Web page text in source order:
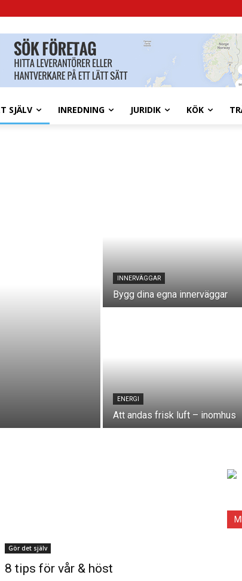
SJÄLV INREDNING JURIDIK KÖK
INNERVÄGGAR
Bygg dina egna innerväggar
ENERGI
Att andas frisk luft – inomhus
Gör det själv
8 tips för vår & höst